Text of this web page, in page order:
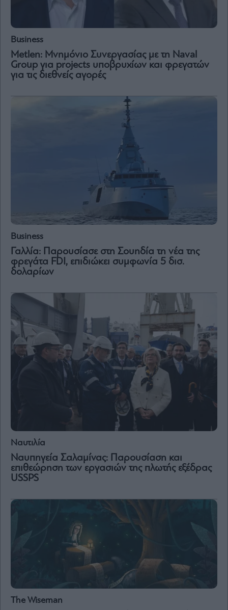
Business
Metlen: Μνημόνιο Συνεργασίας με τη Naval
Group για projects υποβρυχίων και φρεγατών
για τις διεθνείς αγορές
Business
Γαλλία: Παρουσίασε στη Σουηδία τη νέα της
φρεγάτα FDI, επιδιώκει συμφωνία 5 δισ.
δολαρίων
Ναυτιλία
Ναυπηγεία Σαλαμίνας: Παρουσίαση και
επιθεώρηση των εργασιών της πλωτής εξέδρας
USSPS
The Wiseman